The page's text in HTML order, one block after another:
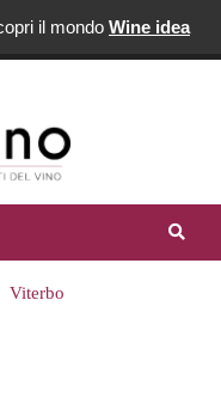
il mondo Wine idea
Viterbo